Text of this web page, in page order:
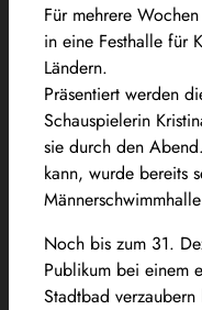
Für mehrere
in eine Festhalle für
Ländern.
Präsentiert werden
Schauspielerin
sie durch den
kann, wurde bereits
Noch bis zum 31.
Publikum bei einem
Stadtbad verzaubern